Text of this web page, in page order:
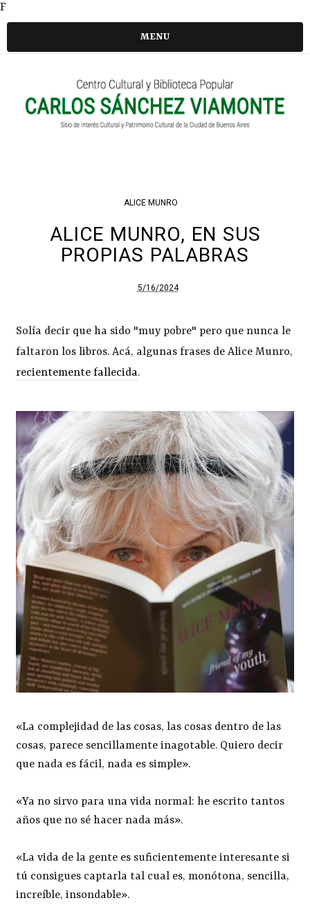
F
MENU
ALICE MUNRO
ALICE MUNRO, EN SUS
PROPIAS PALABRAS
5/16/2024
Solía decir que ha sido "muy pobre" pero que nunca le
faltaron los libros. Acá, algunas frases de Alice Munro,
recientemente fallecida.
«La complejidad de las cosas, las cosas dentro de las
cosas, parece sencillamente inagotable. Quiero decir
que nada es fácil, nada es simple».
«Ya no sirvo para una vida normal: he escrito tantos
años que no sé hacer nada más».
«La vida de la gente es suficientemente interesante si
tú consigues captarla tal cual es, monótona, sencilla,
increíble, insondable».